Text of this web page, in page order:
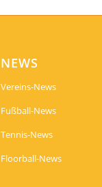
NEWS
Vereins-News
Fußball-News
Tennis-News
Floorball-News